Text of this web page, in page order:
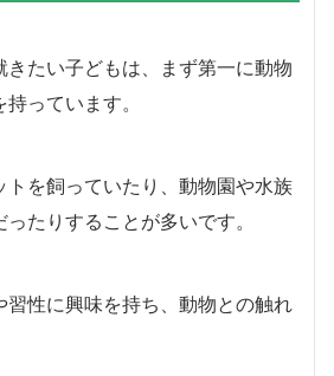
きたい子どもは、まず第一に動物
っています。
トを飼っていたり、動物園や水族
たりすることが多いです。
習性に興味を持ち、動物との触れ